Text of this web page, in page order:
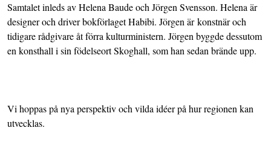
Samtalet inleds av Helena Baude och Jörgen Svensson. Helena är
designer och driver bokförlaget Habibi. Jörgen är konstnär och
tidigare rådgivare åt förra kulturministern. Jörgen byggde dessutom
en konsthall i sin födelseort Skoghall, som han sedan brände upp.
Vi hoppas på nya perspektiv och vilda idéer på hur regionen kan
utvecklas.